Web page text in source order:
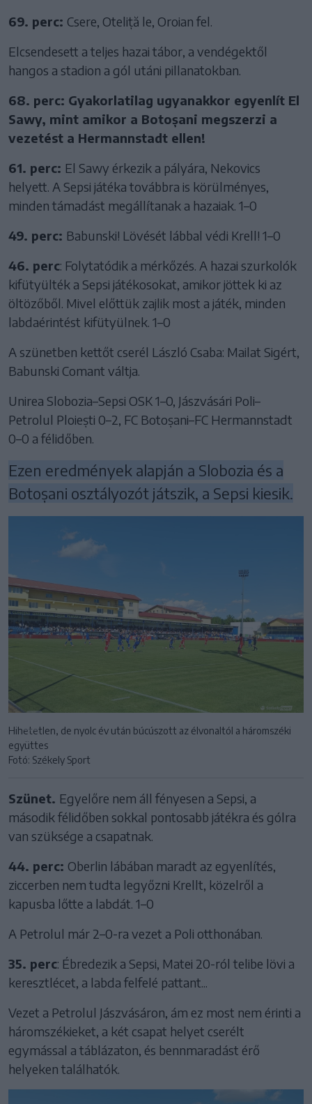
69. perc: Csere, Oteliță le, Oroian fel.
Elcsendesett a teljes hazai tábor, a vendégektől
hangos a stadion a gól utáni pillanatokban.
68. perc: Gyakorlatilag ugyanakkor egyenlít El
Sawy, mint amikor a Botoșani megszerzi a
vezetést a Hermannstadt ellen!
61. perc: El Sawy érkezik a pályára, Nekovics
helyett. A Sepsi játéka továbbra is körülményes,
minden támadást megállítanak a hazaiak. 1–0
49. perc: Babunski! Lövését lábbal védi Krell! 1–0
46. perc: Folytatódik a mérkőzés. A hazai szurkolók
kifütyülték a Sepsi játékosokat, amikor jöttek ki az
öltözőből. Mivel előttük zajlik most a játék, minden
labdaérintést kifütyülnek. 1–0
A szünetben kettőt cserél László Csaba: Mailat Sigért,
Babunski Comant váltja.
Unirea Slobozia–Sepsi OSK 1–0, Jászvásári Poli–
Petrolul Ploiești 0–2, FC Botoșani–FC Hermannstadt
0–0 a félidőben.
Ezen eredmények alapján a Slobozia és a
Botoșani osztályozót játszik, a Sepsi kiesik.
Hihetetlen, de nyolc év után búcúszott az élvonaltól a háromszéki
együttes
Fotó: Székely Sport
Szünet. Egyelőre nem áll fényesen a Sepsi, a
második félidőben sokkal pontosabb játékra és gólra
van szüksége a csapatnak.
44. perc: Oberlin lábában maradt az egyenlítés,
ziccerben nem tudta legyőzni Krellt, közelről a
kapusba lőtte a labdát. 1–0
A Petrolul már 2–0-ra vezet a Poli otthonában.
35. perc: Ébredezik a Sepsi, Matei 20-ról telibe lövi a
keresztlécet, a labda felfelé pattant...
Vezet a Petrolul Jászvásáron, ám ez most nem érinti a
háromszékieket, a két csapat helyet cserélt
egymással a táblázaton, és bennmaradást érő
helyeken találhatók.